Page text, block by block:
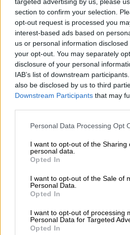
section to confirm your selection.
opt-out request is processed you
interest-based ads based on
us or personal information
your opt-out. You may separately
disclosure of your personal
IAB’s list of downstream
also be disclosed by us to third
Downstream Participants that may
Please note that this website/app
not limited to your visit or usage
grant or deny consent to Google
use your data for below specified
consent section.
Personal Data Processing Opt
I want to opt-out of the Sharing
personal data.
Opted In
I want to opt-out of the Sale of
Personal Data.
Opted In
I want to opt-out of processing
Personal Data for Targeted
Opted In
ΕΔΕ για τις συνθήκες
πατέρα του Γιάννη
θάνατό του
Ραγδαίες εξελίξεις